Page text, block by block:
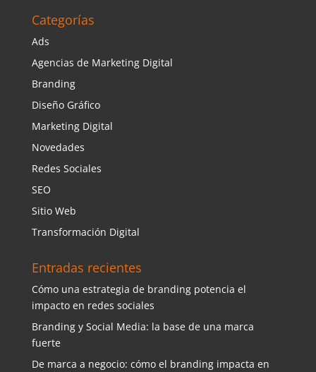
Categorías
Ads
Agencias de Marketing Digital
Branding
Diseño Gráfico
Marketing Digital
Novedades
Redes Sociales
SEO
Sitio Web
Transformación Digital
Entradas recientes
Cómo una estrategia de branding potencia el
impacto en redes sociales
Branding y Social Media: la base de una marca
fuerte
De marca a negocio: cómo el branding impacta en